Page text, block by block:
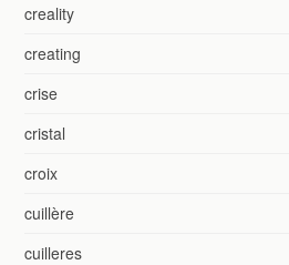
creality
creating
crise
cristal
croix
cuillère
cuilleres